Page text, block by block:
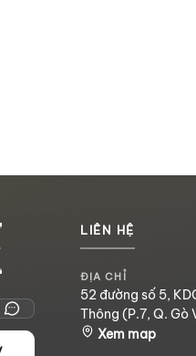
LIÊN HỆ
ĐỊA CHỈ
52 đường số 5,
Thông (P.7, Q. Gò
Xem map